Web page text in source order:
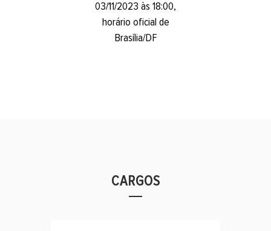
03/11/2023 às 18:00,
horário oficial de
Brasília/DF
CARGOS